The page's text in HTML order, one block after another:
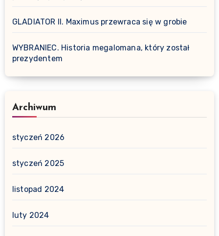
GLADIATOR II. Maximus przewraca się w grobie
WYBRANIEC. Historia megalomana, który został
prezydentem
Archiwum
styczeń 2026
styczeń 2025
listopad 2024
luty 2024